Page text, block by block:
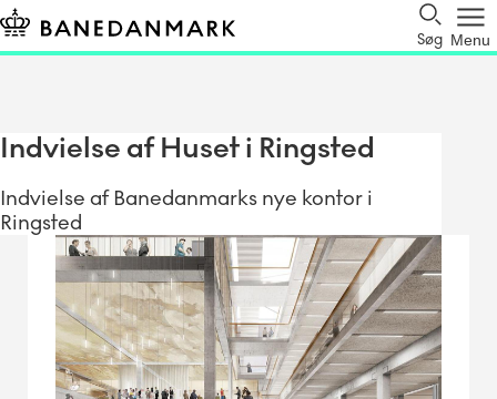
Søg Menu
Indvielse af Huset i Ringsted
Indvielse af Banedanmarks nye kontor i
Ringsted